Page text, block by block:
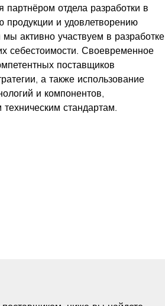
отдела разработки в
продукции и удовлетворению
активно участвуем в разработке
себестоимости. Своевременное
поставщиков
а также использование
и компонентов,
стандартам.